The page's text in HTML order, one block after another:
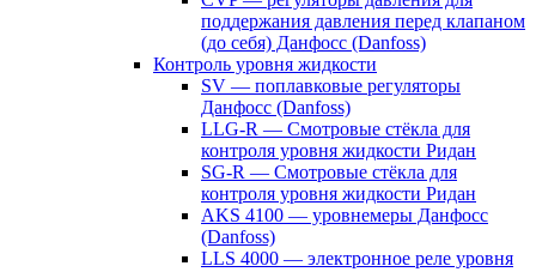
поддержания давления перед клапаном
(до себя) Данфосс (Danfoss)
Контроль уровня жидкости
SV — поплавковые регуляторы
Данфосс (Danfoss)
LLG-R — Смотровые стёкла для
контроля уровня жидкости Ридан
SG-R — Смотровые стёкла для
контроля уровня жидкости Ридан
AKS 4100 — уровнемеры Данфосс
(Danfoss)
LLS 4000 — электронное реле уровня